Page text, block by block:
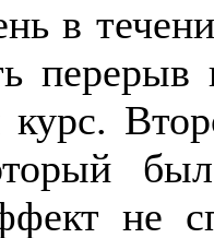
в
не